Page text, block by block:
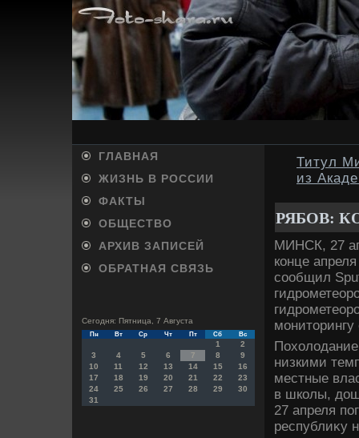
ГЛАВНАЯ
ЖИЗНЬ В РОССИИ
ФАКТЫ
ОБЩЕСТВО
АРХИВ ЗАПИСЕЙ
ОБРАТНАЯ СВЯЗЬ
Сегодня: Пятница, 7 Августа
Пн Вт Ср Чт Пт Сб Вс
1
2
3
4 5 6 7 8
9
10
11 12 13 14 15
16
17
18 19 20 21 22
23
24
25 26 27 28 29
30
31
Титул
из
РЯБОВ:
МИНСК, 27
конце
сообщил
низкими
местные
в школы,
27 апреля
республиκу